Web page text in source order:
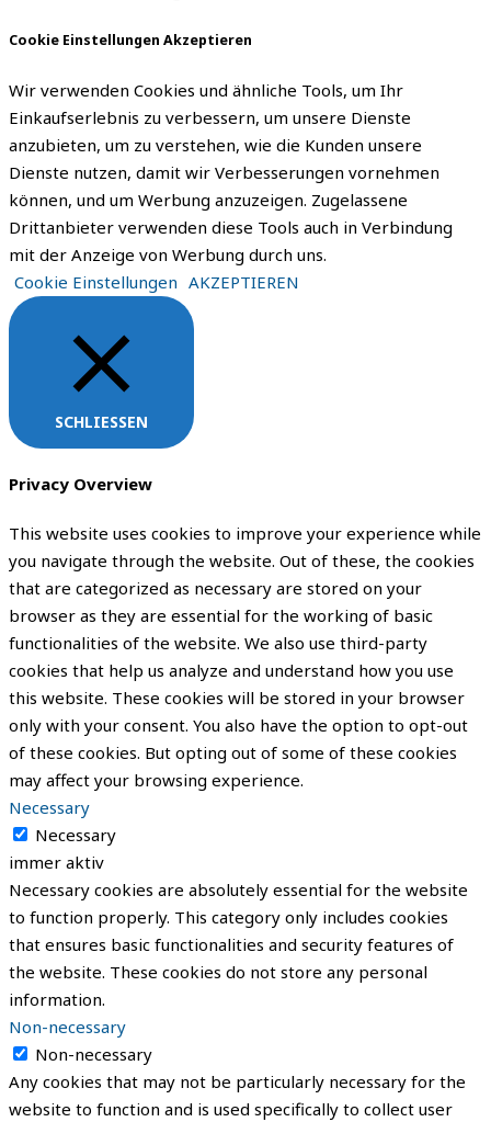
Cookie Einstellungen Akzeptieren
Wir verwenden Cookies und ähnliche Tools, um Ihr
Einkaufserlebnis zu verbessern, um unsere Dienste
anzubieten, um zu verstehen, wie die Kunden unsere
Dienste nutzen, damit wir Verbesserungen vornehmen
können, und um Werbung anzuzeigen. Zugelassene
Drittanbieter verwenden diese Tools auch in Verbindung
mit der Anzeige von Werbung durch uns.
Cookie Einstellungen AKZEPTIEREN
SCHLIESSEN
Privacy Overview
This website uses cookies to improve your experience while
you navigate through the website. Out of these, the cookies
that are categorized as necessary are stored on your
browser as they are essential for the working of basic
functionalities of the website. We also use third-party
cookies that help us analyze and understand how you use
this website. These cookies will be stored in your browser
only with your consent. You also have the option to opt-out
of these cookies. But opting out of some of these cookies
may affect your browsing experience.
Necessary
Necessary
immer aktiv
Necessary cookies are absolutely essential for the website
to function properly. This category only includes cookies
that ensures basic functionalities and security features of
the website. These cookies do not store any personal
information.
Non-necessary
Non-necessary
Any cookies that may not be particularly necessary for the
website to function and is used specifically to collect user